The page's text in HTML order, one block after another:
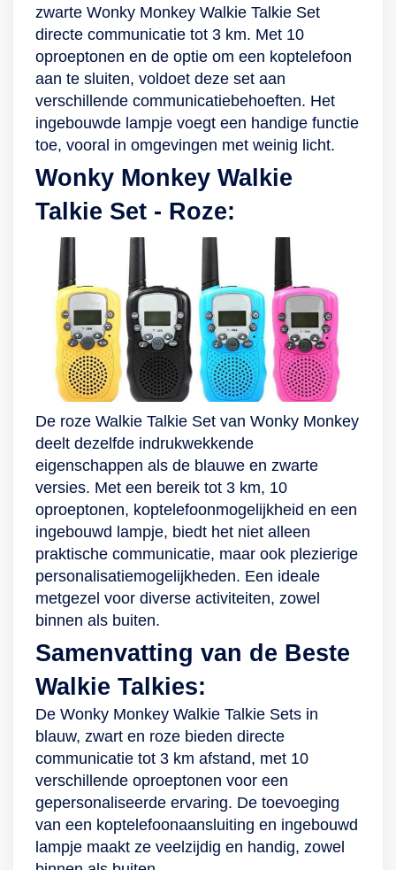
zwarte Wonky Monkey Walkie Talkie Set
directe communicatie tot 3 km. Met 10
oproeptonen en de optie om een koptelefoon
aan te sluiten, voldoet deze set aan
verschillende communicatiebehoeften. Het
ingebouwde lampje voegt een handige functie
toe, vooral in omgevingen met weinig licht.
Wonky Monkey Walkie
Talkie Set - Roze:
De roze Walkie Talkie Set van Wonky Monkey
deelt dezelfde indrukwekkende
eigenschappen als de blauwe en zwarte
versies. Met een bereik tot 3 km, 10
oproeptonen, koptelefoonmogelijkheid en een
ingebouwd lampje, biedt het niet alleen
praktische communicatie, maar ook plezierige
personalisatiemogelijkheden. Een ideale
metgezel voor diverse activiteiten, zowel
binnen als buiten.
Samenvatting van de Beste
Walkie Talkies:
De Wonky Monkey Walkie Talkie Sets in
blauw, zwart en roze bieden directe
communicatie tot 3 km afstand, met 10
verschillende oproeptonen voor een
gepersonaliseerde ervaring. De toevoeging
van een koptelefoonaansluiting en ingebouwd
lampje maakt ze veelzijdig en handig, zowel